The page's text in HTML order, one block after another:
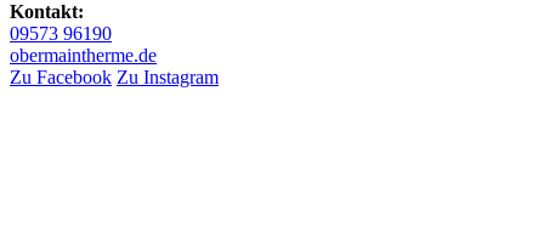
Kontakt:
09573 96190
obermaintherme.de
Zu Facebook Zu Instagram